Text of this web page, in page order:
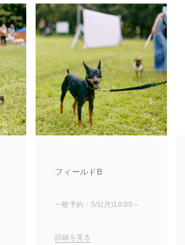
フィールドB
一般予約：5/1(月)18:00～
詳細を見る